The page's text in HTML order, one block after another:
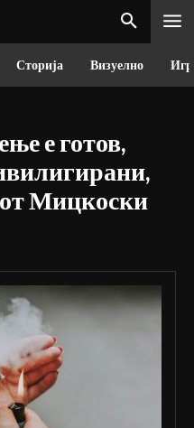
Сторија Визуелно
е готов,
Мицкоски